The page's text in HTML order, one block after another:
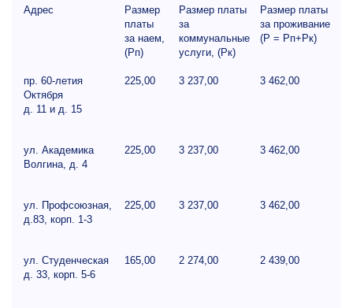
Адрес
Размер
платы
за наем,
(Рп)
Размер платы
за
коммунальные
услуги, (Рк)
Размер платы
за проживание
(Р = Рп+Рк)
пр. 60-летия
Октября
д. 11 и д. 15
225,00 3 237,00 3 462,00
ул. Академика
Волгина, д. 4
225,00 3 237,00 3 462,00
ул. Профсоюзная,
д.83, корп. 1-3
225,00 3 237,00 3 462,00
ул. Студенческая
д. 33, корп. 5-6
165,00 2 274,00 2 439,00